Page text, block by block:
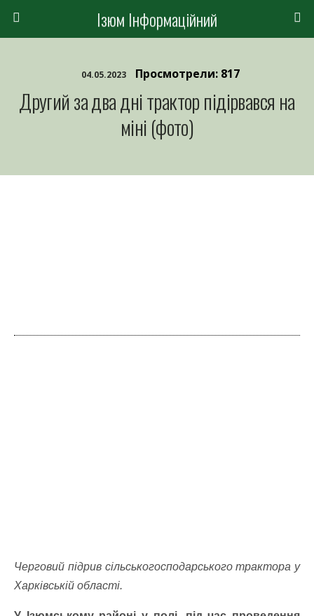
Ізюм Інформаційний
04.05.2023 Просмотрели: 817
Другий за два дні трактор підірвався на
міні (фото)
Черговий підрив сільськогосподарського трактора у
Харківській області.